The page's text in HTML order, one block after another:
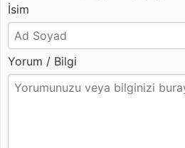
İsim
Yorum / Bilgi